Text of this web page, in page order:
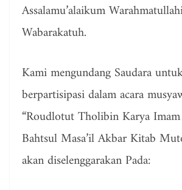
Assalamu’alaikum
Wabarakatuh.
Kami mengundang Saudara
berpartisipasi dalam acara
“Roudlotut Tholibin Karya
Bahtsul Masa’il Akbar Kitab
akan diselenggarakan Pada: